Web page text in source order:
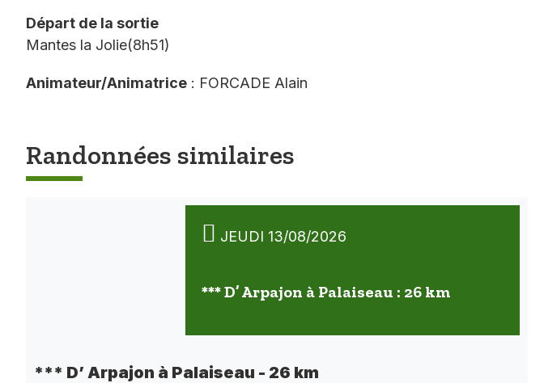
Départ de la sortie
Mantes la Jolie(8h51)
Animateur/Animatrice : FORCADE Alain
Randonnées similaires
JEUDI 13/08/2026
*** D’ Arpajon à Palaiseau : 26 km
*** D’ Arpajon à Palaiseau - 26 km